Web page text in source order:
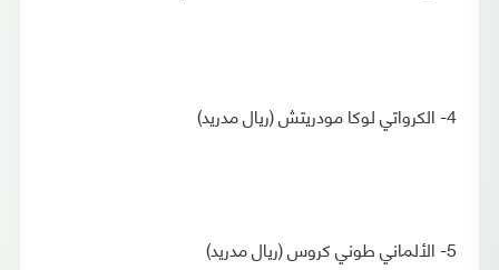
4- الكرواتي لوكا مودريتش (ريال مدريد)
5- الألماني طوني كروس (ريال مدريد)